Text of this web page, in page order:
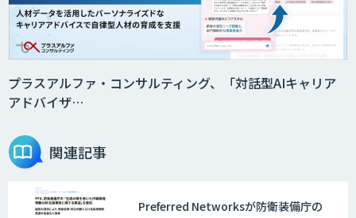
プラスアルファ・コンサルティング、「対話型AIキャリア
アドバイザ…
関連記事
Preferred Networksが防衛装備庁の